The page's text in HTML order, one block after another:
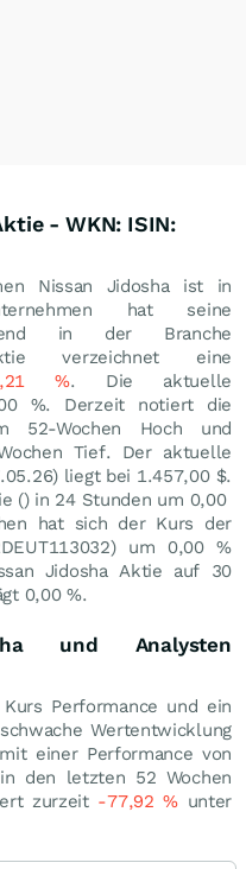
- WKN: ISIN:
Nissan Jidosha ist in
hat seine
in der Branche
verzeichnet eine
%. Die aktuelle
%. Derzeit notiert die
Wochen Hoch und
Tief. Der aktuelle
) liegt bei 1.457,00 $.
() in 24 Stunden um 0,00
hat sich der Kurs der
um 0,00%
Jidosha Aktie auf 30
0,00 %.
und Analysten
Performance und ein
Wertentwicklung
einer Performance von
den letzten 52 Wochen
zurzeit -77,92%unter